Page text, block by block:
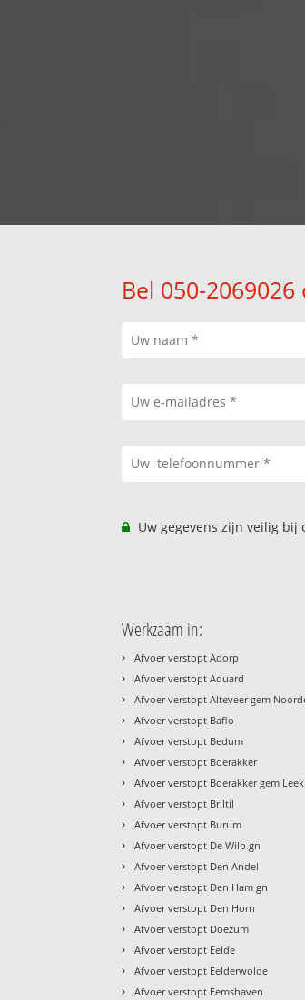
Bel 050-
Uw gegevens zijn veilig bij
Werkzaam in:
› Afvoer verstopt Adorp
› Afvoer verstopt Aduard
› Afvoer verstopt Alteveer gem
› Afvoer verstopt Baflo
› Afvoer verstopt Bedum
› Afvoer verstopt Boerakker
› Afvoer verstopt Boerakker gem Leek
› Afvoer verstopt Briltil
› Afvoer verstopt Burum
› Afvoer verstopt De Wilp gn
› Afvoer verstopt Den Andel
› Afvoer verstopt Den Ham gn
› Afvoer verstopt Den Horn
› Afvoer verstopt Doezum
› Afvoer verstopt Eelde
› Afvoer verstopt Eelderwolde
› Afvoer verstopt Eemshaven